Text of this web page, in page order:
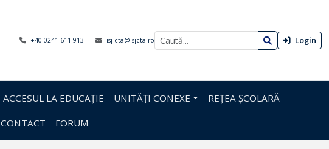
+40 0241 611 913 isj-cta@isjcta.ro Login
ACCESUL LA EDUCAȚIE UNITĂȚI CONEXE REȚEA ȘCOLARĂ
CONTACT FORUM